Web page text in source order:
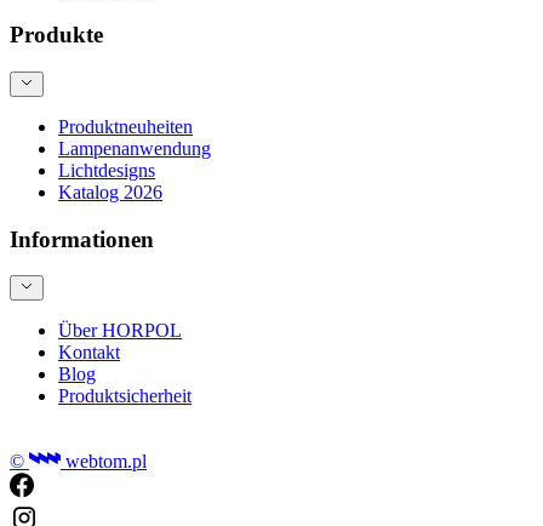
Produkte
Produktneuheiten
Lampenanwendung
Lichtdesigns
Katalog 2026
Informationen
Über HORPOL
Kontakt
Blog
Produktsicherheit
© webtom.pl